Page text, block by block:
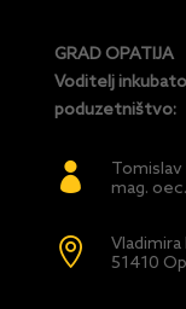
GRAD OPATIJA
Voditelj
poduzetništvo:

mag. oec.

Vladimira
51410